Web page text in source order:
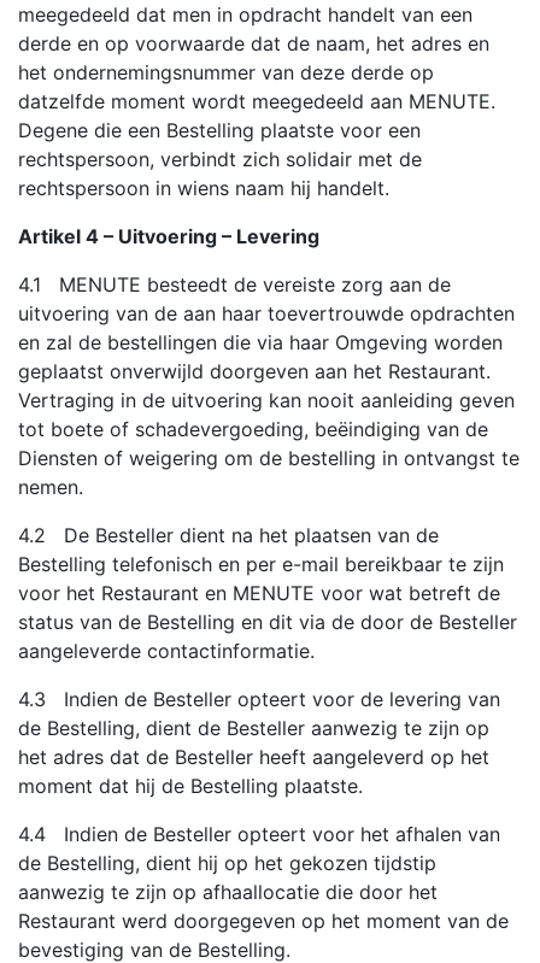
meegedeeld dat men in opdracht handelt van een
derde en op voorwaarde dat de naam, het adres en
het ondernemingsnummer van deze derde op
datzelfde moment wordt meegedeeld aan MENUTE.
Degene die een Bestelling plaatste voor een
rechtspersoon, verbindt zich solidair met de
rechtspersoon in wiens naam hij handelt.
Artikel 4 – Uitvoering – Levering
4.1 MENUTE besteedt de vereiste zorg aan de
uitvoering van de aan haar toevertrouwde opdrachten
en zal de bestellingen die via haar Omgeving worden
geplaatst onverwijld doorgeven aan het Restaurant.
Vertraging in de uitvoering kan nooit aanleiding geven
tot boete of schadevergoeding, beëindiging van de
Diensten of weigering om de bestelling in ontvangst te
nemen.
4.2 De Besteller dient na het plaatsen van de
Bestelling telefonisch en per e-mail bereikbaar te zijn
voor het Restaurant en MENUTE voor wat betreft de
status van de Bestelling en dit via de door de Besteller
aangeleverde contactinformatie.
4.3 Indien de Besteller opteert voor de levering van
de Bestelling, dient de Besteller aanwezig te zijn op
het adres dat de Besteller heeft aangeleverd op het
moment dat hij de Bestelling plaatste.
4.4 Indien de Besteller opteert voor het afhalen van
de Bestelling, dient hij op het gekozen tijdstip
aanwezig te zijn op afhaallocatie die door het
Restaurant werd doorgegeven op het moment van de
bevestiging van de Bestelling.